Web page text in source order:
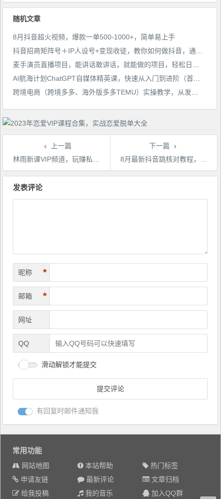
随机文章
8月抖音超火视频，爆款一单500-1000+，简单易上手
抖音招商矩阵号＋IP人设号+变现收徒，教你如何做抖音，通过抖音如何变现
麦手演员直播项目，能讲话敢讲话，就能做的项目，轻松日入几百
AI航海计划ChatGPT自媒体精英课，快速从入门到进阶（首创调教心流法|实战案例|内容自动化）
跨境电商（跨境多多、海外版多多TEMU）实操教学，从发布商品到售卖发货全流程操作！
上一篇
林雨新课VIP频道，玩赚私域/朋友圈/社群
下一篇
8月最新抖音跳核对教程，号称百分之百过，需要自测
文
发表评论
昵称 *
邮箱 *
网址
QQ
滑动解锁才能提交
有回复时邮件通知我
常用功能
网站地图 本站帮助
热门标签
申请友链
最新评论
文章归档
给我投稿
我的音乐 加入QQ群